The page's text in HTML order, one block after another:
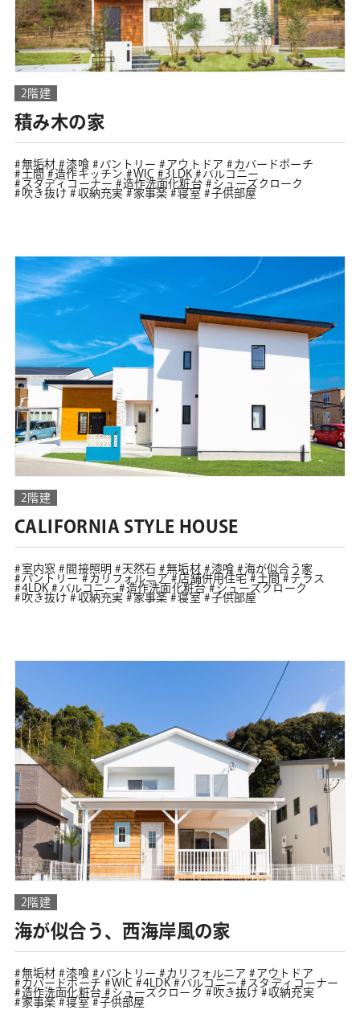
2階建
積み木の家
無垢材 漆喰 パントリー アウトドア
カバードポーチ
土間
造作キッチン WIC 3LDK
バルコニー
スタディコーナー
造作洗面化粧台
シューズクローク
吹き抜け
収納充実 家事楽 寝室 子供部屋
2階建
CALIFORNIA STYLE HOUSE
室内窓 間接照明 天然石 無垢材 漆喰
海が似合う家
パントリー
カリフォルニア 店舗併用住宅 土間
テラス
4LDK
バルコニー 造作洗面化粧台
シューズクローク
吹き抜け
収納充実 家事楽 寝室 子供部屋
2階建
海が似合う、西海岸風の家
無垢材 漆喰 パントリー カリフォルニア
アウトドア
カバードポーチ
WIC 4LDK バルコニー
スタディコーナー
造作洗面化粧台
シューズクローク 吹き抜け
収納充実
家事楽
寝室 子供部屋